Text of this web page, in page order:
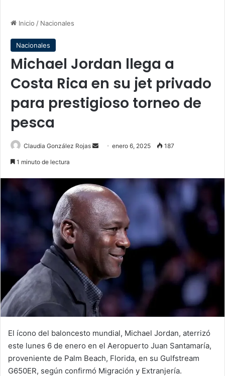
Inicio / Nacionales
Nacionales
Michael Jordan llega a
Costa Rica en su jet privado
para prestigioso torneo de
pesca
Claudia González Rojas
Sendenero 6, 2025 187
1 minuto de lectura
El ícono del baloncesto mundial, Michael Jordan, aterrizó
este lunes 6 de enero en el Aeropuerto Juan Santamaría,
proveniente de Palm Beach, Florida, en su Gulfstream
G650ER, según confirmó Migración y Extranjería.